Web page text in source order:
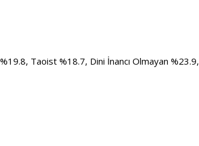
Taoist %18.7, Dini İnancı Olmayan %23.9,